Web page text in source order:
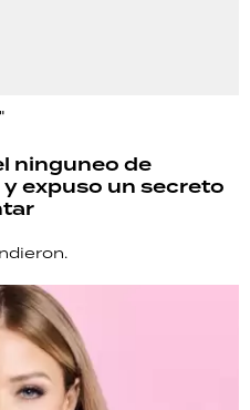
ninguneo de
expuso un secreto